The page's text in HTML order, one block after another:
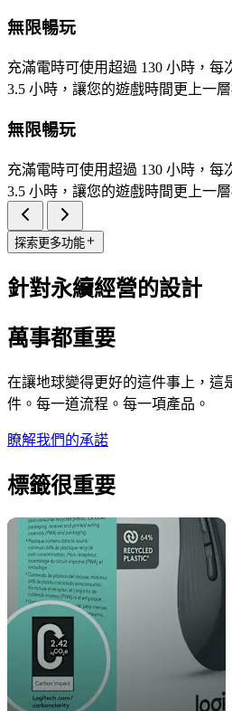
無限暢玩
充滿電時可使用超過 130 小時，每
3.5 小時，讓您的遊戲時間更上一層
無限暢玩
充滿電時可使用超過 130 小時，每
3.5 小時，讓您的遊戲時間更上一層
探索更多功能
針對永續經營的設計
萬事都重要
在讓地球變得更好的這件事上，這
件。每一道流程。每一項產品。
瞭解我們的承諾
標籤很重要